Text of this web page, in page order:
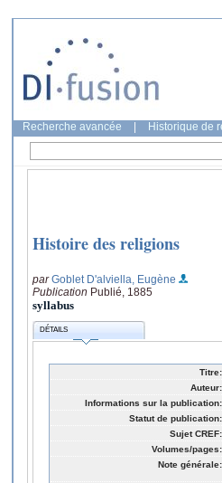
Recherche avancée Historique de
Histoire des religions
parGoblet D'alviella, Eugène
Publication Publié, 1885
syllabus
DÉTAILS
Titre:
Auteur:
Informations sur la publication:
Statut de publication:
Sujet CREF:
Volumes/pages:
Note générale: